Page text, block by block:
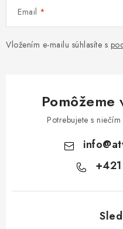
Email
Vložením e-mailu súhlasíte s
Pomôžeme
Potrebujete s
info@